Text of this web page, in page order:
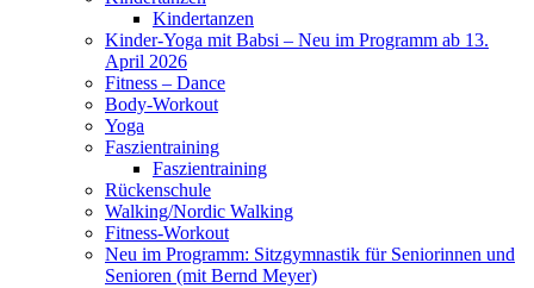
Kindertanzen
Kinder-Yoga mit Babsi – Neu im Programm ab 13.
April 2026
Fitness – Dance
Body-Workout
Yoga
Faszientraining
Faszientraining
Rückenschule
Walking/Nordic Walking
Fitness-Workout
Neu im Programm: Sitzgymnastik für Seniorinnen und
Senioren (mit Bernd Meyer)